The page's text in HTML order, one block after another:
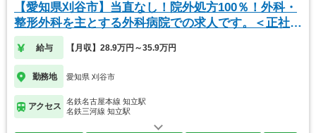
【愛知県刈谷市】当直なし！院外処方100％！外科・
整形外科を主とする外科病院での求人です。＜正社員
＞
給与 【月収】28.9万円～35.9万円
勤務地 愛知県 刈谷市
アクセス
名鉄名古屋本線 知立駅
名鉄三河線 知立駅